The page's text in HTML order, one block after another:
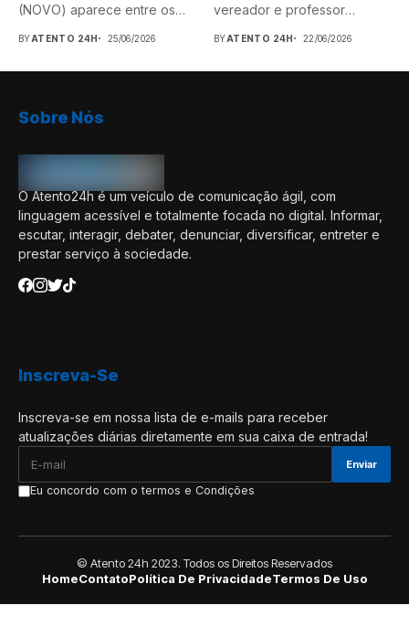
(NOVO) aparece entre os
BYATENTO 24H 25/06/2026
vereador e professor
BYATENTO 24H 22/06/2026
Sobre Nós
O Atento24h é um veículo de comunicação ágil, com
linguagem acessível e totalmente focada no digital. Informar,
escutar, interagir, debater, denunciar, diversificar, entreter e
prestar serviço à sociedade.
Inscreva-Se
Inscreva-se em nossa lista de e-mails para receber
atualizações diárias diretamente em sua caixa de entrada!
Eu concordo com o termos e Condições
© Atento 24h 2023. Todos os Direitos Reservados
HomeContatoPolítica De PrivacidadeTermos De Uso